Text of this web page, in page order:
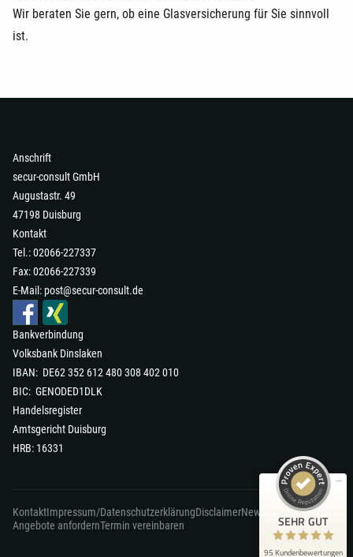
Wir beraten Sie gern, ob eine Glasversicherung für Sie sinnvoll
ist.
Anschrift
secur-consult GmbH
Augustastr. 49
47198 Duisburg
Kontakt
Tel.: 02066-227337
Fax: 02066-227339
E-Mail: post@secur-consult.de
Bankverbindung
Volksbank Dinslaken
IBAN: DE62 352 612 480 308 402 010
BIC: GENODED1DLK
Handelsregister
Amtsgericht Duisburg
HRB: 16331
KontaktImpressum/DatenschutzerklärungDisclaimerNews
Angebote anfordernTermin vereinbaren SEHR GUT
95 Kundenbewertungen
Kundenbewertungen und Erfahrungen zu
87
Bewertungen auf
ProvenExpert.com
Bewertungen von 1
anderen Quelle